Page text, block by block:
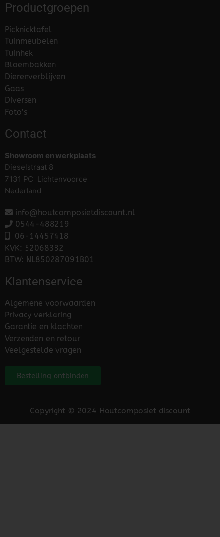
Productgroepen
Picknicktafel
Tuinmeubelen
Tuinhek
Bloembakken
Dierenverblijven
Gaas
Diversen
Foto’s
Contact
Showroom en werkplaats
Dieselstraat 8
7131 PC Lichtenvoorde
Nederland
info@houtcomposietdiscount.nl
0544-488219
06- 14457418
KVK: 52068382
BTW: NL850287091B01
Klantenservice
Algemene voorwaarden
Privacy verklaring
Garantie en klachten
Verzenden en retour
Veelgestelde vragen
Bestelling ontbinden
Copyright © 2024 Houtcomposiet discount